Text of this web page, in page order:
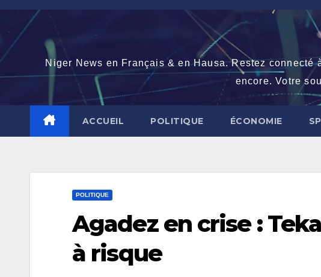
Skip
content
Niger News en Français & en Hausa. Restez
encore. Votre
ACCUEIL POLITIQUE ÉCONOMIE
POLITIQUE
Agadez en crise :
à risque